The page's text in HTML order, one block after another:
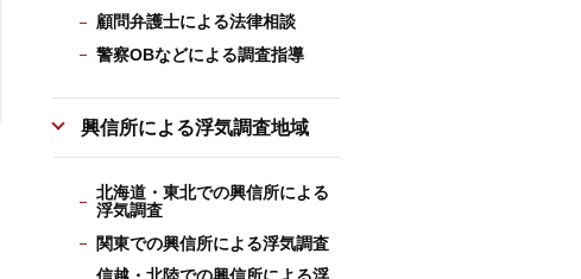
顧問弁護士による法律相談
警察OBなどによる調査指導
興信所による浮気調査地域
北海道・東北での興信所による
浮気調査
関東での興信所による浮気調査